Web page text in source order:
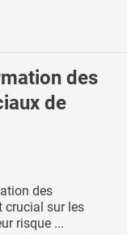
des
de
des
crucial sur les
risque ...